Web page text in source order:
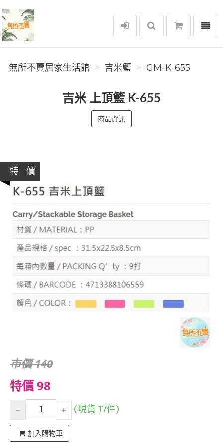
無所不賣居家生活館
選單
無所不賣居家生活館 吉米籃 GM-K-655
吉米 上頂籃 K-655
商品資訊
特 價
市價 140
特價 98
(現貨 17件)
加入購物車